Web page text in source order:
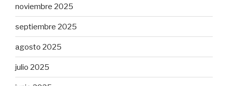
noviembre 2025
septiembre 2025
agosto 2025
julio 2025